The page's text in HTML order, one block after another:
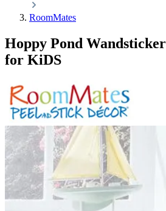
RoomMates
Hoppy Pond
for KiDS